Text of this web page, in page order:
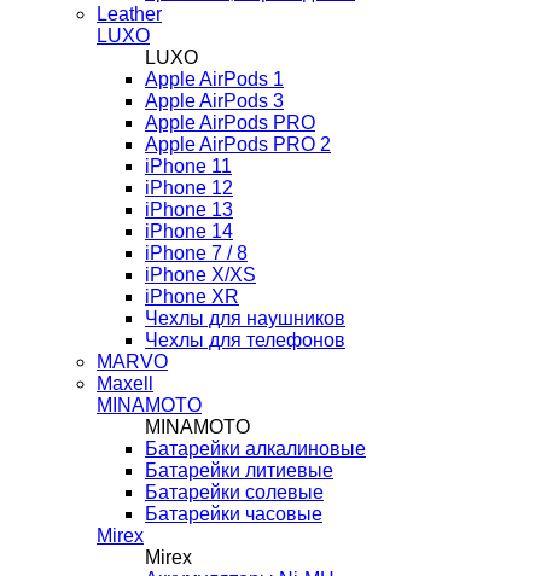
Leather
LUXO
LUXO
Apple AirPods 1
Apple AirPods 3
Apple AirPods PRO
Apple AirPods PRO 2
iPhone 11
iPhone 12
iPhone 13
iPhone 14
iPhone 7 / 8
iPhone X/XS
iPhone XR
Чехлы для наушников
Чехлы для телефонов
MARVO
Maxell
MINAMOTO
MINAMOTO
Батарейки алкалиновые
Батарейки литиевые
Батарейки солевые
Батарейки часовые
Mirex
Mirex